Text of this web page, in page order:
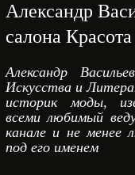
Александр
салона Красота
Александр
Искусства и
историк моды,
всеми любимый
канале и не менее
под его именем